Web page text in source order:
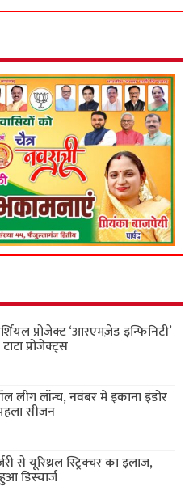
प्रोजेक्ट ‘आरएमज़ेड इन्फिनिटी’
प्रोजेक्ट्स
लीग लॉन्च, नवंबर में इकाना इंडोर
सीजन
से यूरिथ्रल स्ट्रिक्चर का इलाज,
डिस्चार्ज